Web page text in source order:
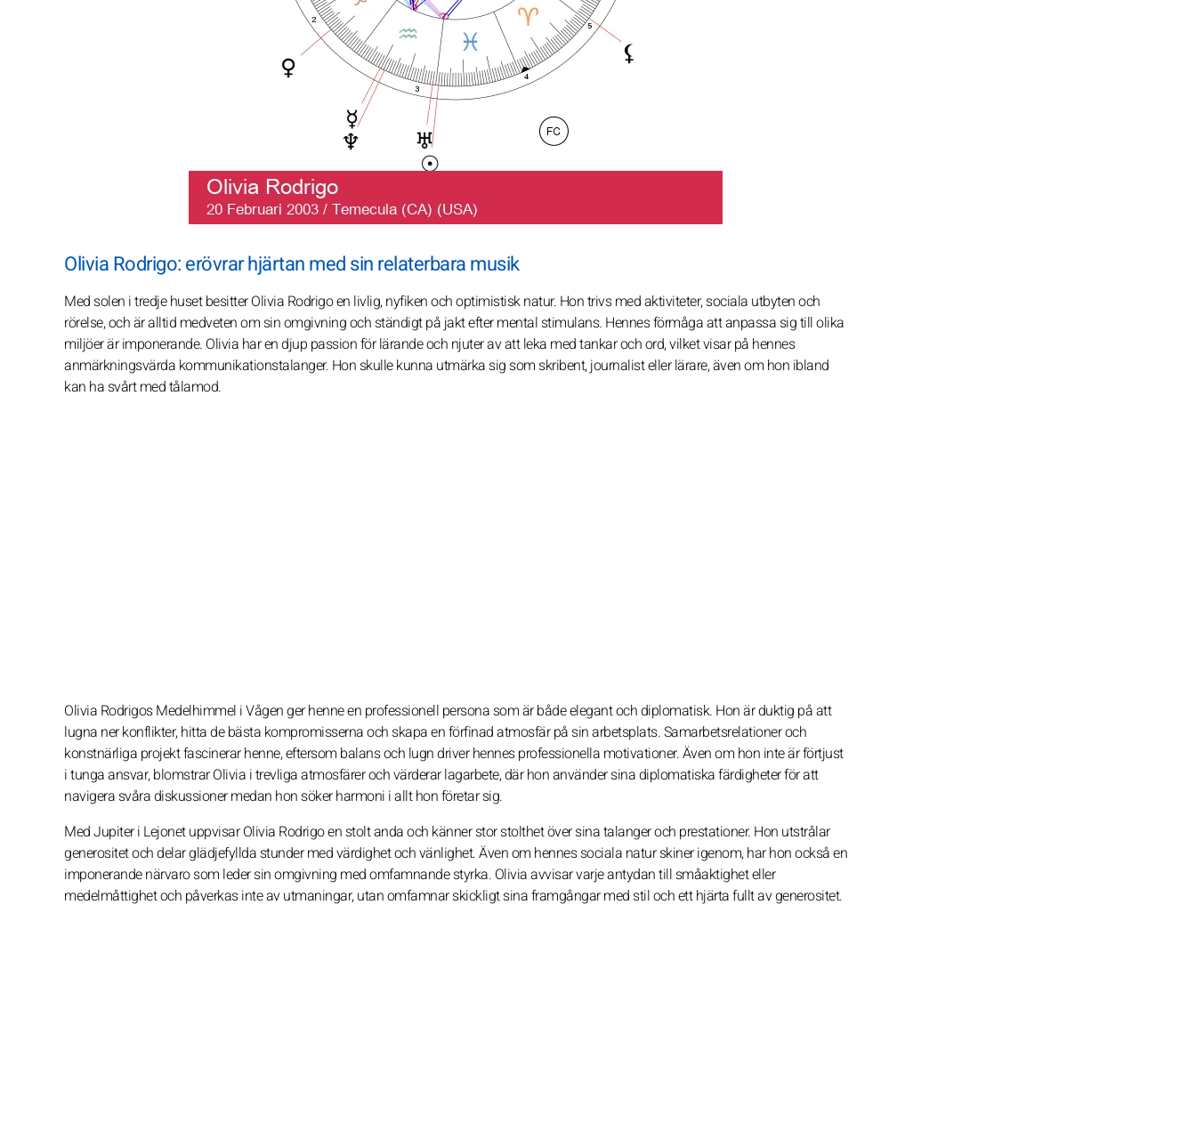
Olivia Rodrigo: erövrar hjärtan med sin relaterbara musik
Med solen i tredje huset besitter Olivia Rodrigo en livlig, nyfiken och optimistisk natur. Hon trivs med aktiviteter, sociala utbyten och
rörelse, och är alltid medveten om sin omgivning och ständigt på jakt efter mental stimulans. Hennes förmåga att anpassa sig till olika
miljöer är imponerande. Olivia har en djup passion för lärande och njuter av att leka med tankar och ord, vilket visar på hennes
anmärkningsvärda kommunikationstalanger. Hon skulle kunna utmärka sig som skribent, journalist eller lärare, även om hon ibland
kan ha svårt med tålamod.
Olivia Rodrigos Medelhimmel i Vågen ger henne en professionell persona som är både elegant och diplomatisk. Hon är duktig på att
lugna ner konflikter, hitta de bästa kompromisserna och skapa en förfinad atmosfär på sin arbetsplats. Samarbetsrelationer och
konstnärliga projekt fascinerar henne, eftersom balans och lugn driver hennes professionella motivationer. Även om hon inte är förtjust
i tunga ansvar, blomstrar Olivia i trevliga atmosfärer och värderar lagarbete, där hon använder sina diplomatiska färdigheter för att
navigera svåra diskussioner medan hon söker harmoni i allt hon företar sig.
Med Jupiter i Lejonet uppvisar Olivia Rodrigo en stolt anda och känner stor stolthet över sina talanger och prestationer. Hon utstrålar
generositet och delar glädjefyllda stunder med värdighet och vänlighet. Även om hennes sociala natur skiner igenom, har hon också en
imponerande närvaro som leder sin omgivning med omfamnande styrka. Olivia avvisar varje antydan till småaktighet eller
medelmåttighet och påverkas inte av utmaningar, utan omfamnar skickligt sina framgångar med stil och ett hjärta fullt av generositet.